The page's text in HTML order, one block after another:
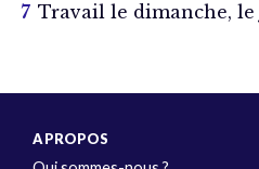
Travail le dimanche, le
A PROPOS